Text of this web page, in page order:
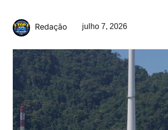
Redação julho 7, 2026